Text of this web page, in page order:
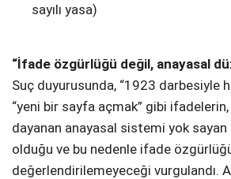
sayılı yasa)
“İfade özgürlüğü değil, anayasal
Suç duyurusunda, “1923 darbesiyle
“yeni bir sayfa açmak” gibi
dayanan anayasal sistemi yok sayan
olduğu ve bu nedenle ifade
değerlendirilemeyeceği vurgulandı.